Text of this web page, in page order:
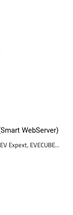
WebServer)
Expext, EVECUBE...